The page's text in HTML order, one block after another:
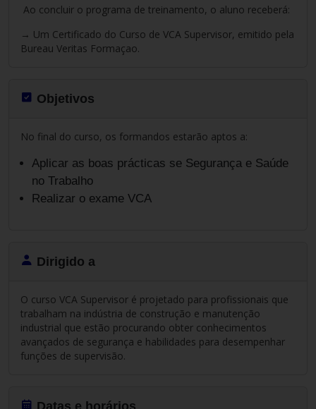
Ao concluir o programa de treinamento, o aluno receberá:
→ Um Certificado do Curso de VCA Supervisor, emitido pela
Bureau Veritas Formaçao.
Objetivos
No final do curso, os formandos estarão aptos a:​
Aplicar as boas prácticas se Segurança e Saúde
no Trabalho
Realizar o exame VCA
Dirigido a
O curso VCA Supervisor é projetado para profissionais que
trabalham na indústria de construção e manutenção
industrial que estão procurando obter conhecimentos
avançados de segurança e habilidades para desempenhar
funções de supervisão.
Datas e horários